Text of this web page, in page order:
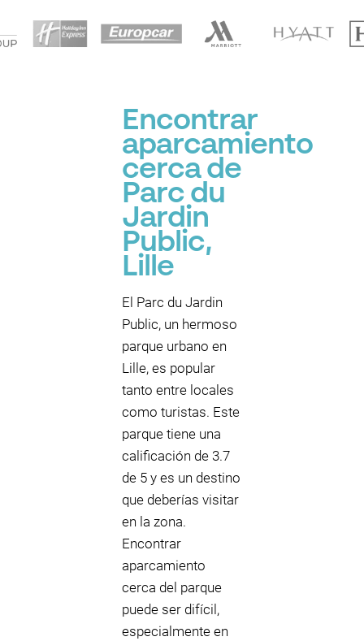
Encontrar
aparcamiento
cerca de
Parc du
Jardin
Public,
Lille
El Parc du Jardin
Public, un hermoso
parque urbano en
Lille, es popular
tanto entre locales
como turistas. Este
parque tiene una
calificación de 3.7
de 5 y es un destino
que deberías visitar
en la zona.
Encontrar
aparcamiento
cerca del parque
puede ser difícil,
especialmente en